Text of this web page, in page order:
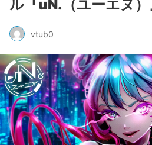
ル『uN.（ユーエヌ
vtub0